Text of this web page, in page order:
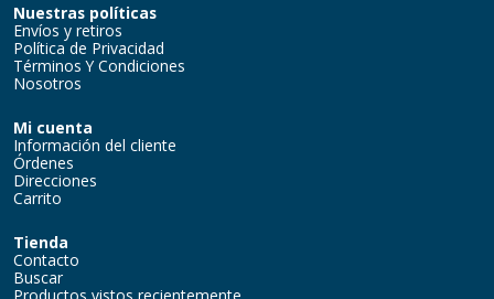
Nuestras políticas
Envíos y retiros
Política de Privacidad
Términos Y Condiciones
Nosotros
Mi cuenta
Información del cliente
Órdenes
Direcciones
Carrito
Tienda
Contacto
Buscar
Productos vistos recientemente